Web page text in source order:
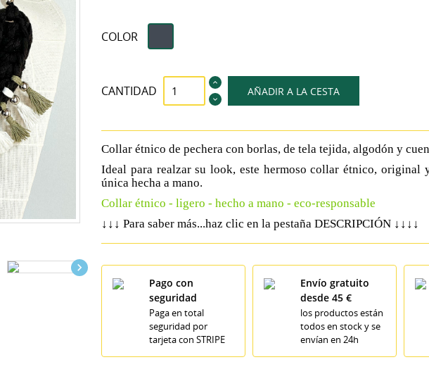

COLOR
CANTIDAD AÑADIR A LA CESTA
Collar étnico de pechera con borlas, de tela tejida, algodón y
Ideal para realzar su look, este hermoso collar étnico, original
única hecha a mano.
Collar étnico - ligero - hecho a mano - eco-responsable
↓↓↓ Para saber más...haz clic en la pestaña DESCRIPCIÓN ↓↓↓↓
Pago con
seguridad
Paga en total
seguridad por
tarjeta con STRIPE
Envío gratuito
desde 45 €
los productos están
todos en stock y se
envían en 24h